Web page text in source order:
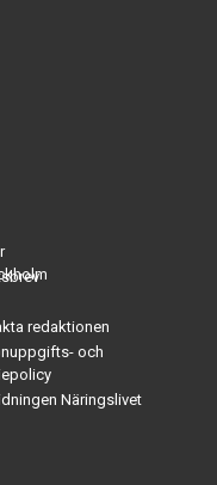
redaktionen
och
Näringslivet